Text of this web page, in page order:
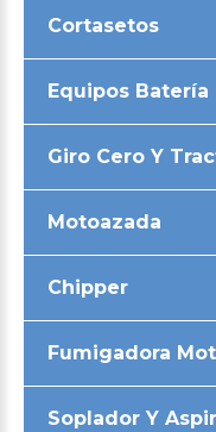
Cortasetos
Equipos Batería
Giro Cero Y
Motoazada
Chipper
Fumigadora
Soplador Y